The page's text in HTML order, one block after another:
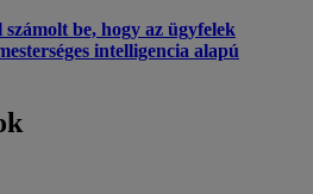
be, hogy az ügyfelek
intelligencia alapú